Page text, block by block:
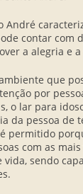
André
contar com
a alegria e
que
por
o lar para
da pessoa de
permitido
com as
sendo